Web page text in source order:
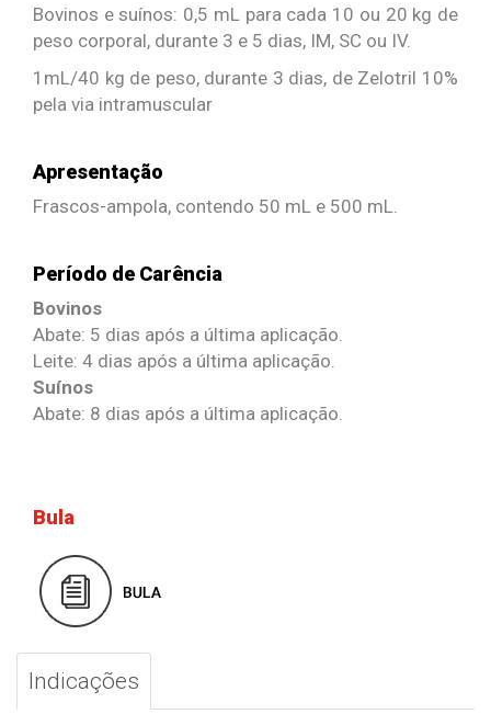
Bovinos e suínos: 0,5 mL para cada 10 ou 20 kg de
peso corporal, durante 3 e 5 dias, IM, SC ou IV.
1mL/40 kg de peso, durante 3 dias, de Zelotril 10%
pela via intramuscular
Apresentação
Frascos-ampola, contendo 50 mL e 500 mL.
Período de Carência
Bovinos
Abate: 5 dias após a última aplicação.
Leite: 4 dias após a última aplicação.
Suínos
Abate: 8 dias após a última aplicação.
Bula
Indicações